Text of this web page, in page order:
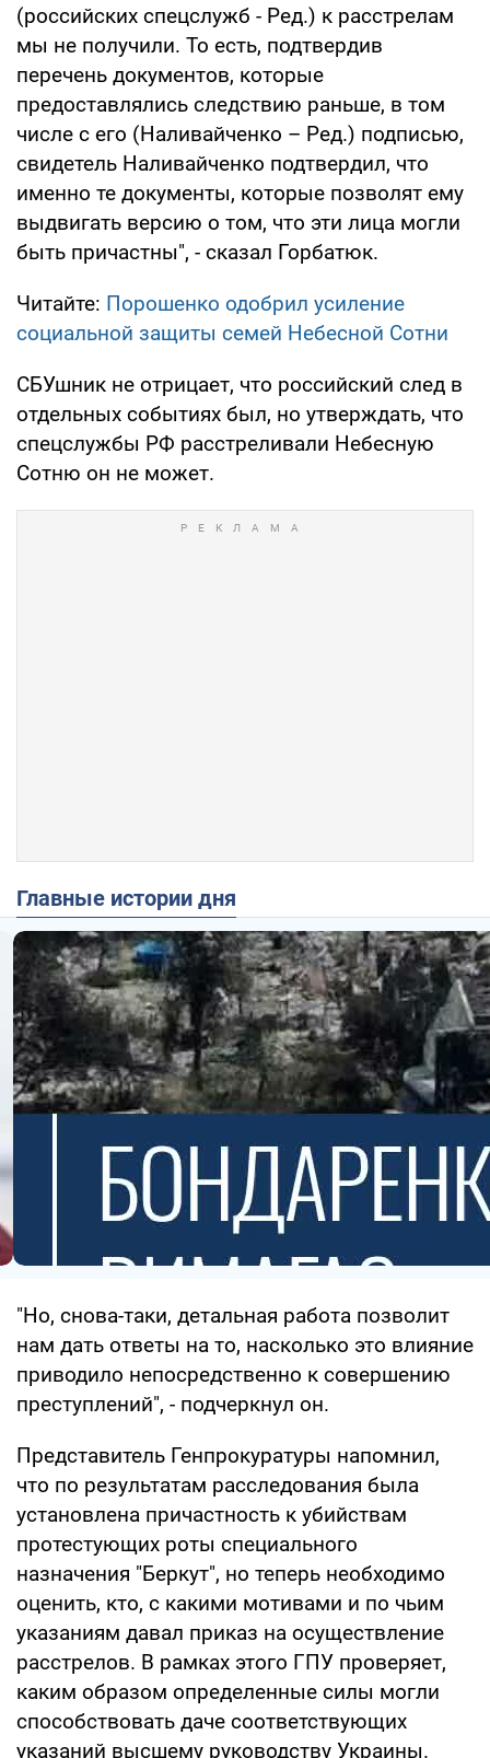
(российских спецслужб - Ред.) к расстрелам
мы не получили. То есть, подтвердив
перечень документов, которые
предоставлялись следствию раньше, в том
числе с его (Наливайченко – Ред.) подписью,
свидетель Наливайченко подтвердил, что
именно те документы, которые позволят ему
выдвигать версию о том, что эти лица могли
быть причастны", - сказал Горбатюк.
Читайте: Порошенко одобрил усиление
социальной защиты семей Небесной Сотни
СБУшник не отрицает, что российский след в
отдельных событиях был, но утверждать, что
спецслужбы РФ расстреливали Небесную
Сотню он не может.
Главные истории дня
"Но, снова-таки, детальная работа позволит
нам дать ответы на то, насколько это влияние
приводило непосредственно к совершению
преступлений", - подчеркнул он.
Представитель Генпрокуратуры напомнил,
что по результатам расследования была
установлена причастность к убийствам
протестующих роты специального
назначения "Беркут", но теперь необходимо
оценить, кто, с какими мотивами и по чьим
указаниям давал приказ на осуществление
расстрелов. В рамках этого ГПУ проверяет,
каким образом определенные силы могли
способствовать даче соответствующих
указаний высшему руководству Украины.